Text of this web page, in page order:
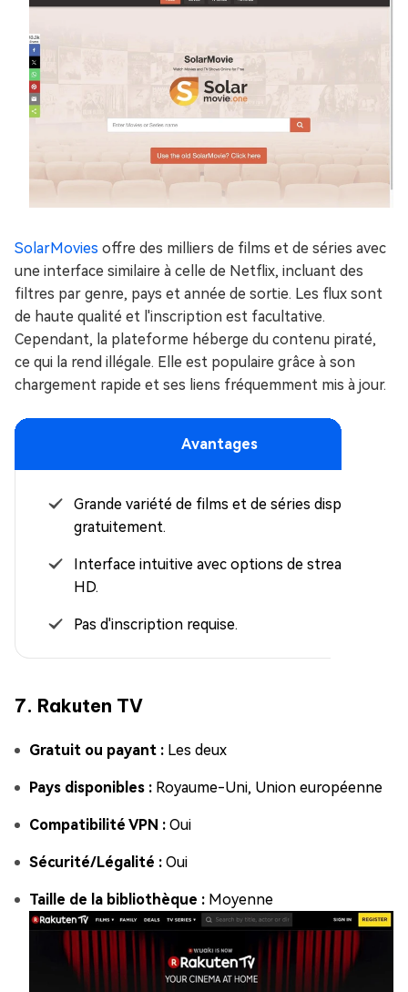
SolarMovies offre des milliers de films et de séries avec
une interface similaire à celle de Netflix, incluant des
filtres par genre, pays et année de sortie. Les flux sont
de haute qualité et l'inscription est facultative.
Cependant, la plateforme héberge du contenu piraté,
ce qui la rend illégale. Elle est populaire grâce à son
chargement rapide et ses liens fréquemment mis à jour.
Avantages
Grande variété de films et de séries disponibles
gratuitement.
Interface intuitive avec options de streaming
HD.
Pas d'inscription requise.
7. Rakuten TV
Gratuit ou payant : Les deux
Pays disponibles : Royaume-Uni, Union européenne
Compatibilité VPN : Oui
Sécurité/Légalité : Oui
Taille de la bibliothèque : Moyenne